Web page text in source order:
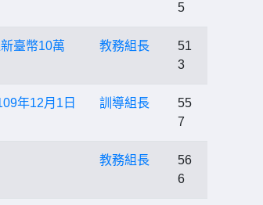
5
臺幣10萬
教務組長
51
3
年12月1日
訓導組長
55
7
教務組長
56
6